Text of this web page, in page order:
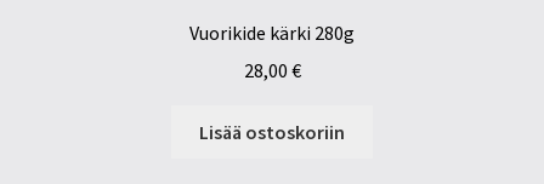
Vuorikide kärki 280g
28,00 €
Lisää ostoskoriin